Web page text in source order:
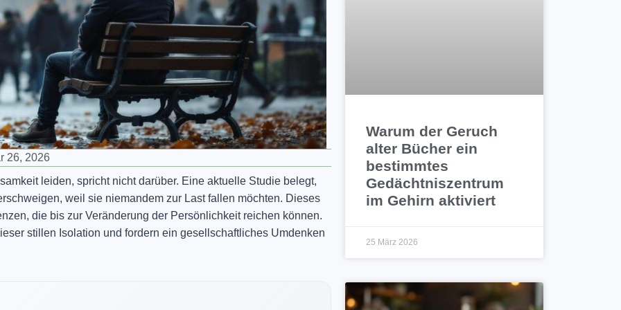
Warum der Geruch
alter Bücher ein
bestimmtes
Gedächtniszentrum
im Gehirn aktiviert
25 März 2026
26, 2026
leiden, spricht nicht darüber. Eine aktuelle Studie belegt,
weil sie niemandem zur Last fallen möchten. Dieses
die bis zur Veränderung der Persönlichkeit reichen können.
stillen Isolation und fordern ein gesellschaftliches Umdenken